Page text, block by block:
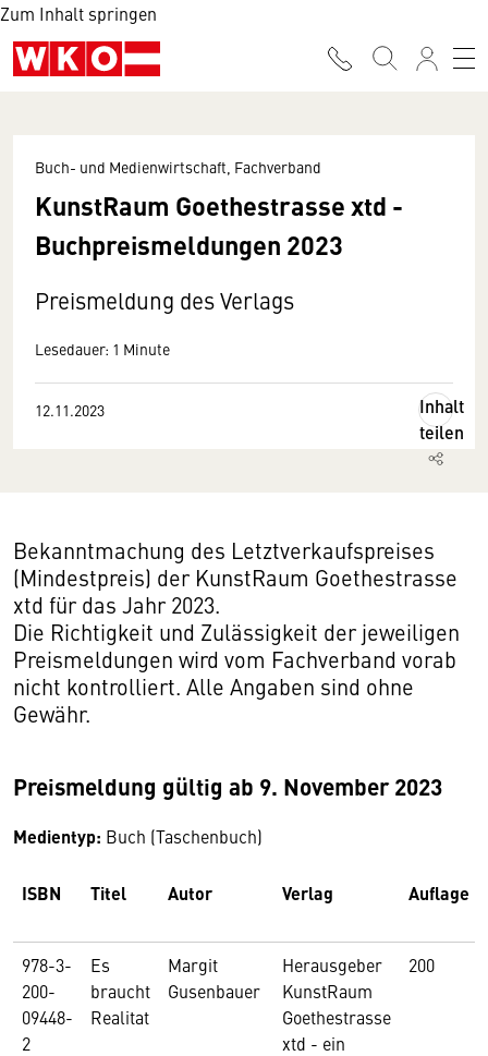
Zum Inhalt springen
Buch- und Medienwirtschaft, Fachverband
KunstRaum Goethestrasse xtd -
Buchpreismeldungen 2023
Preismeldung des Verlags
Lesedauer: 1 Minute
12.11.2023
Inhalt
teilen
Bekanntmachung des Letztverkaufspreises
(Mindestpreis) der KunstRaum Goethestrasse
xtd für das Jahr 2023.
Die Richtigkeit und Zulässigkeit der jeweiligen
Preismeldungen wird vom Fachverband vorab
nicht kontrolliert. Alle Angaben sind ohne
Gewähr.
Preismeldung gültig ab 9. November 2023
Medientyp: Buch (Taschenbuch)
ISBN Titel Autor Verlag Auflage
978-3-
200-
09448-
2
Es
braucht
Realitat
Margit
Gusenbauer
Herausgeber
KunstRaum
Goethestrasse
xtd - ein
200